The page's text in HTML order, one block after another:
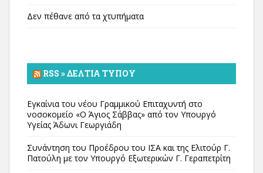
Δεν πέθανε από τα χτυπήματα
RSS » ΔΕΛΤΊΑ ΤΎΠΟΥ
Εγκαίνια του νέου Γραμμικού Επιταχυντή στο
νοσοκομείο «Ο Άγιος Σάββας» από τον Υπουργό
Υγείας Άδωνι Γεωργιάδη
Συνάντηση του Προέδρου του ΙΣΑ και της Ελιτούρ Γ.
Πατούλη με τον Υπουργό Εξωτερικών Γ. Γεραπετρίτη